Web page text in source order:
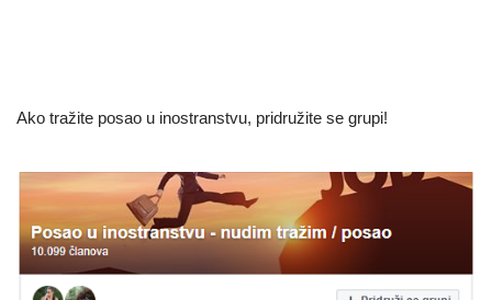
Ako tražite posao u inostranstvu, pridružite se grupi!